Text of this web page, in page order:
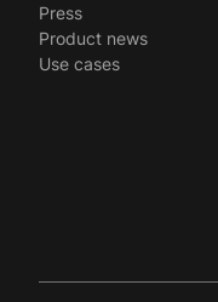
Press
Product news
Use cases